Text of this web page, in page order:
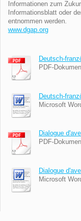
Informationen zum
Informationsblatt oder
entnommen werden.
www.dgap.org
Deutsch-
PDF-
Deutsch-
Microsoft
Dialogue
PDF-
Dialogue
Microsoft